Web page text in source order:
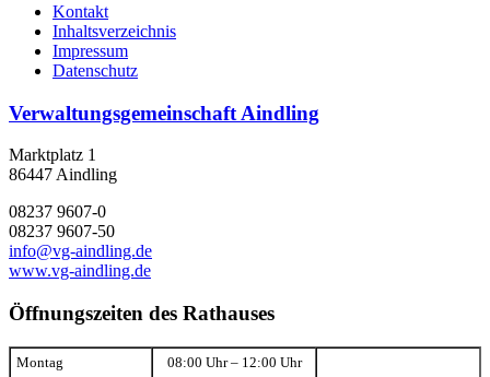
Kontakt
Inhaltsverzeichnis
Impressum
Datenschutz
Verwaltungsgemeinschaft Aindling
Marktplatz 1
86447 Aindling
08237 9607-0
08237 9607-50
info@vg-aindling.de
www.vg-aindling.de
Öffnungszeiten des Rathauses
Montag 08:00 Uhr – 12:00 Uhr